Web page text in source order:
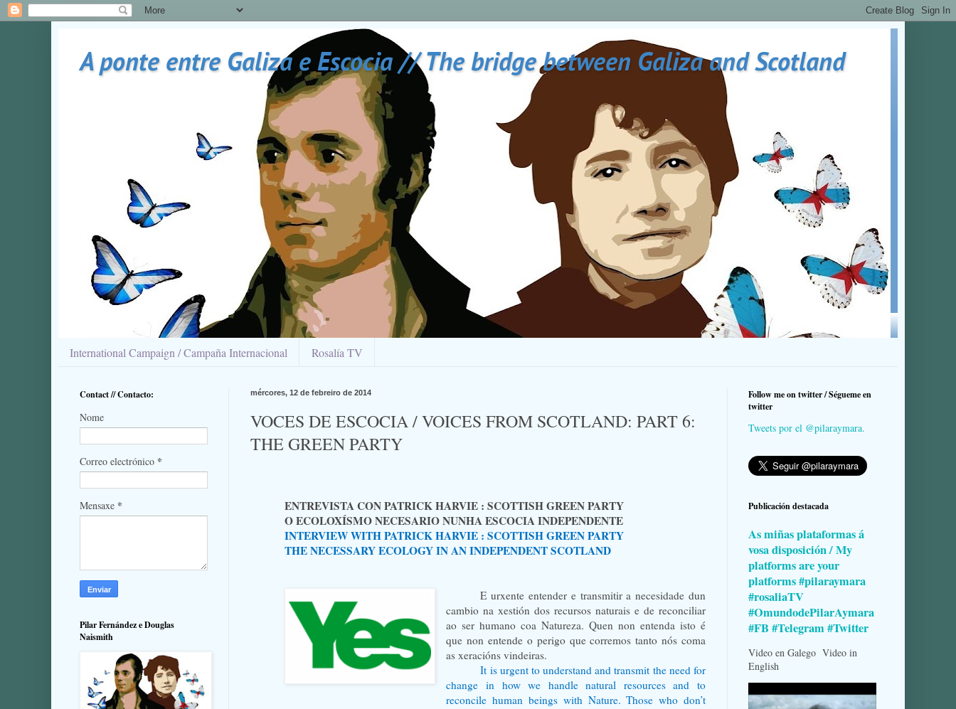
A ponte entre Galiza e Escocia // The bridge between Galiza and Scotland
International Campaign / Campaña Internacional Rosalía TV
mércores, 12 de febreiro de 2014
VOCES DE ESCOCIA / VOICES FROM SCOTLAND: PART 6:
THE GREEN PARTY
ENTREVISTA CON PATRICK HARVIE : SCOTTISH GREEN PARTY
O ECOLOXÍSMO NECESARIO NUNHA ESCOCIA INDEPENDENTE
INTERVIEW WITH PATRICK HARVIE : SCOTTISH GREEN PARTY
THE NECESSARY ECOLOGY IN AN INDEPENDENT SCOTLAND
E urxente entender e transmitir a necesidade dun
cambio na xestión dos recursos naturais e de reconciliar
ao ser humano coa Natureza. Quen non entenda isto é
que non entende o perigo que corremos tanto nós coma
as xeracións vindeiras.
It is urgent to understand and transmit the need for
change in how we handle natural resources and to
reconcile human beings with Nature. Those who don’t
Contact // Contacto:
Nome
Correo electrónico *
Mensaxe *
Pilar Fernández e Douglas
Naismith
Follow me on twitter / Ségueme en
twitter
Tweets por el @pilaraymara.
Publicación destacada
As miñas plataformas á
vosa disposición / My
platforms are your
platforms #pilaraymara
#rosaliaTV
#OmundodePilarAymara
#FB #Telegram #Twitter
Video en Galego Video in
English